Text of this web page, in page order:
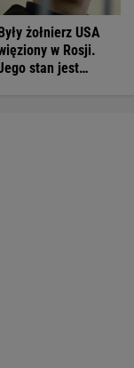
żołnierz USA
w Rosji.
stan jest